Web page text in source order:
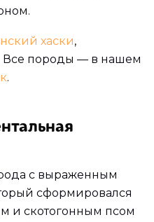
хаски,
Все породы — в нашем
.
с выраженным
сформировался
и скотогонным псом